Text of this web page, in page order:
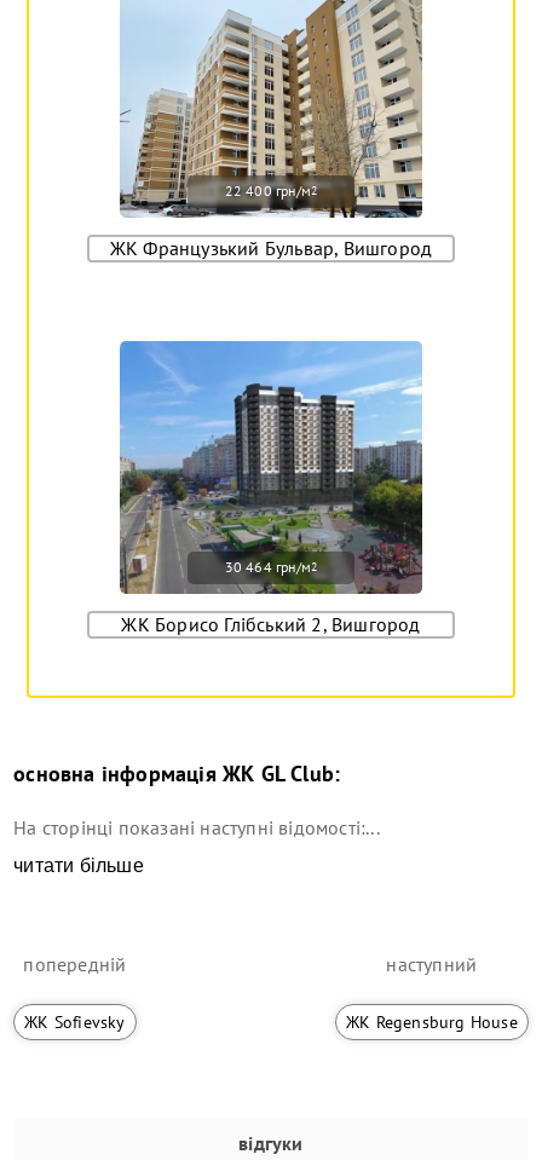
22 400 грн/м2
ЖК Французький Бульвар, Вишгород
30 464 грн/м2
ЖК Борисо Глібський 2, Вишгород
основна інформаціяЖК GL Club:
На сторінці показані наступні відомості:...
читати більше
попередній
ЖК Sofievsky
наступний
ЖК Regensburg House
відгуки